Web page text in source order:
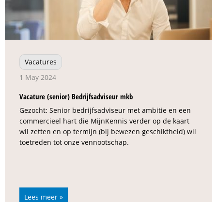
Vacatures
1 May 2024
Vacature (senior) Bedrijfsadviseur mkb
Gezocht: Senior bedrijfsadviseur met ambitie en een
commercieel hart die MijnKennis verder op de kaart
wil zetten en op termijn (bij bewezen geschiktheid) wil
toetreden tot onze vennootschap.
Lees meer »